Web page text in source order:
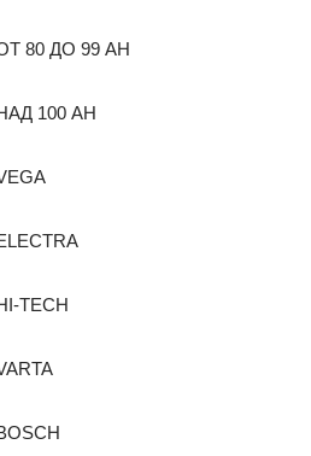
80 ДО 99 AH
100 AH
TECH